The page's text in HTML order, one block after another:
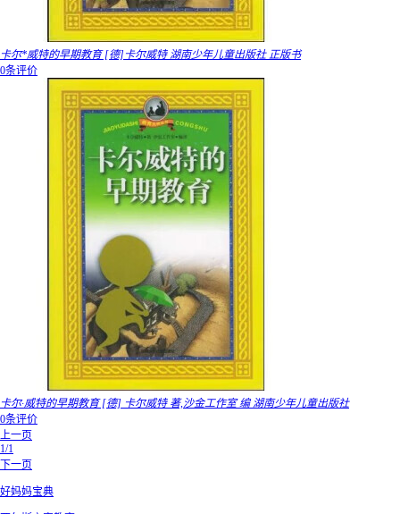
卡尔*威特的早期教育 [德]卡尔威特 湖南少年儿童出版社 正版书
0条评价
卡尔·威特的早期教育 [德] 卡尔威特 著,沙金工作室 编 湖南少年儿童出版社
0条评价
上一页
1/1
下一页
好妈妈宝典